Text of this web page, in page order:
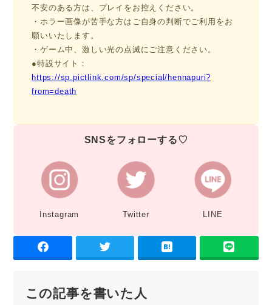
不安のある方は、プレイをお控えください。
・ホラー画像が苦手な方はご自身の判断でご利用をお
願いいたします。
・ゲーム中、激しい光の点滅にご注意ください。
●特設サイト：
https://sp.pictlink.com/sp/special/hennapuri?
from=death
SNSをフォローする♡
Instagram Twitter LINE
この記事を書いた人